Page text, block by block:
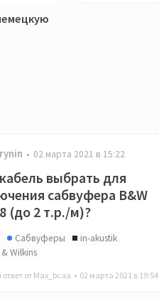
02 марта 2021 в 15:22
выбрать для
сабвуфера B&W
(до 2 т.р./м)?
Сабвуферы
in-akustik
Wilkins
от Max_bcaa • 02 марта 2021 в 19:54